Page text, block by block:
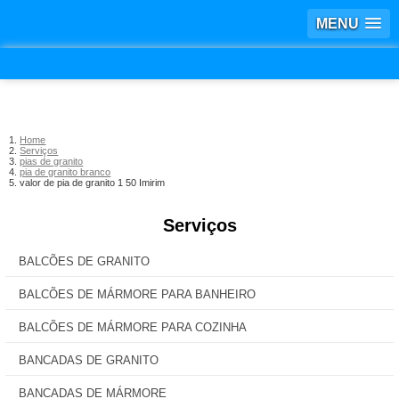
MENU
Home
Serviços
pias de granito
pia de granito branco
valor de pia de granito 1 50 Imirim
Serviços
BALCÕES DE GRANITO
BALCÕES DE MÁRMORE PARA BANHEIRO
BALCÕES DE MÁRMORE PARA COZINHA
BANCADAS DE GRANITO
BANCADAS DE MÁRMORE